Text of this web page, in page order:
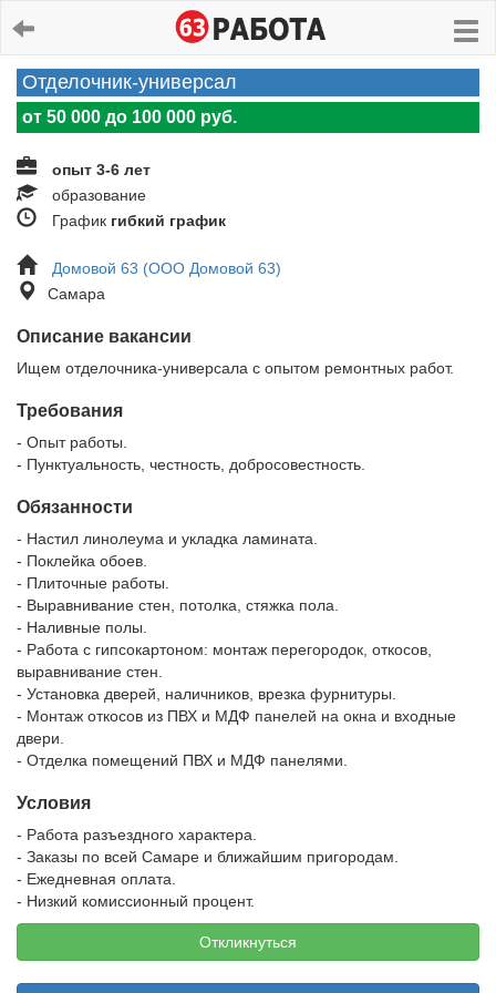
Отделочник-универсал
от 50 000 до 100 000 руб.
опыт 3-6 лет
образование
График гибкий график
Домовой 63 (ООО Домовой 63)
Самара
Описание вакансии
Ищем отделочника-универсала с опытом ремонтных работ.
Требования
- Опыт работы.
- Пунктуальность, честность, добросовестность.
Обязанности
- Настил линолеума и укладка ламината.
- Поклейка обоев.
- Плиточные работы.
- Выравнивание стен, потолка, стяжка пола.
- Наливные полы.
- Работа с гипсокартоном: монтаж перегородок, откосов,
выравнивание стен.
- Установка дверей, наличников, врезка фурнитуры.
- Монтаж откосов из ПВХ и МДФ панелей на окна и входные
двери.
- Отделка помещений ПВХ и МДФ панелями.
Условия
- Работа разъездного характера.
- Заказы по всей Самаре и ближайшим пригородам.
- Ежедневная оплата.
- Низкий комиссионный процент.
Откликнуться